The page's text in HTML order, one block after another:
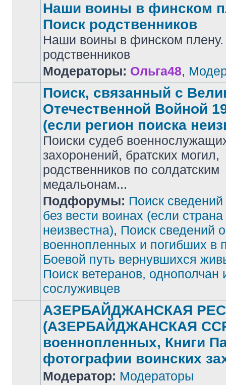
непрочитанных
сообщений
Наши воины в финском
Поиск родственников
Наши воины в финском плену.
родственников
Модераторы: Ольга48,
Нет
непрочитанных
сообщений
Поиск, связанный с
Отечественной Войной
(если регион поиска
Поиски судеб
захоронений, братских могил,
родственников по солдатским
медальонам...
Подфорумы: Поиск
без вести воинах (если
неизвестна), Поиск сведений о
военнопленных и погибших в
Боевой путь вернувшихся
Поиск ветеранов, однополчан
сослуживцев
АЗЕРБАЙДЖАНСКАЯ
(АЗЕРБАЙДЖАНСКАЯ
военнопленных, Книги
фотографии воинских
Модератор: Модераторы